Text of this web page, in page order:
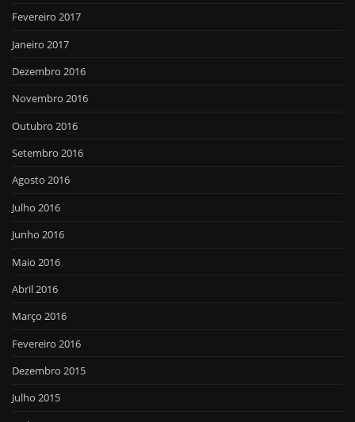
Fevereiro 2017
Janeiro 2017
Dezembro 2016
Novembro 2016
Outubro 2016
Setembro 2016
Agosto 2016
Julho 2016
Junho 2016
Maio 2016
Abril 2016
Março 2016
Fevereiro 2016
Dezembro 2015
Julho 2015